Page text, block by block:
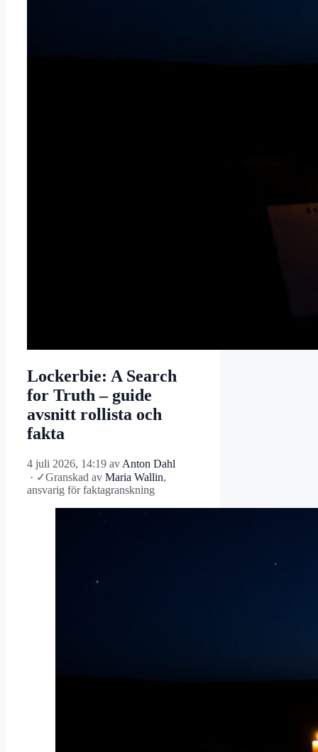
Lockerbie: A Search
for Truth – guide
avsnitt rollista och
fakta
4 juli 2026, 14:19 av Anton Dahl
· ✓Granskad av Maria Wallin,
ansvarig för faktagranskning